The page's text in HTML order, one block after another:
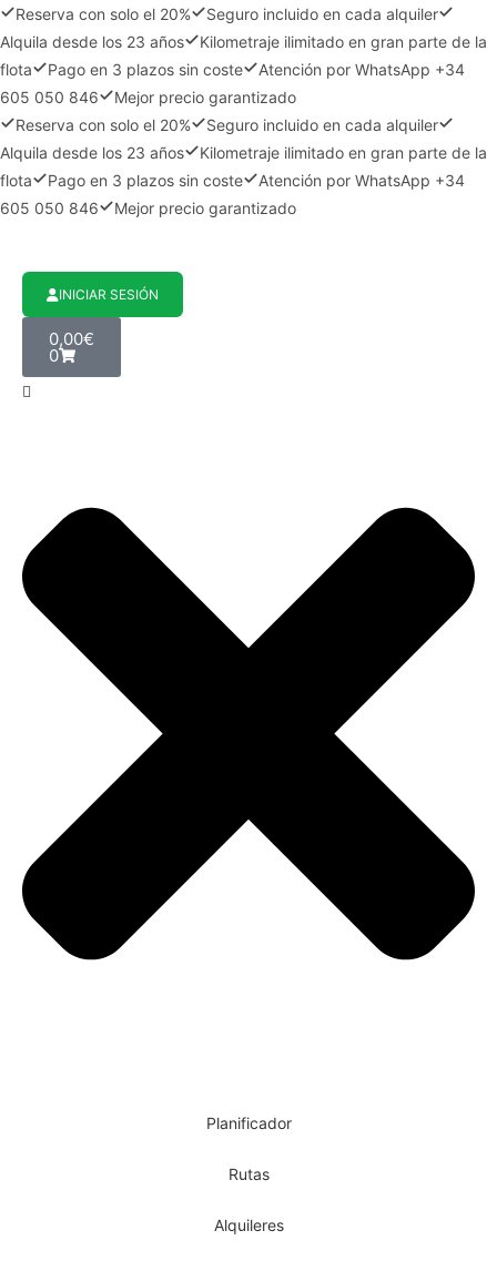
Reserva con solo el 20%
Seguro incluido en cada alquiler
Alquila desde los 23 años
Kilometraje ilimitado en gran parte de la
flota
Pago en 3 plazos sin coste
Atención por WhatsApp +34
605 050 846
Mejor precio garantizado
Reserva con solo el 20%
Seguro incluido en cada alquiler
Alquila desde los 23 años
Kilometraje ilimitado en gran parte de la
flota
Pago en 3 plazos sin coste
Atención por WhatsApp +34
605 050 846
Mejor precio garantizado
INICIAR SESIÓN
0,00€
0
Planificador
Rutas
Alquileres